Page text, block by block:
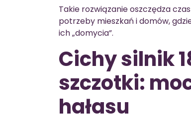
Takie rozwiązanie oszczędza
potrzeby mieszkań i domów,
ich „domycia”.
Cichy silnik
szczotki:
hałasu